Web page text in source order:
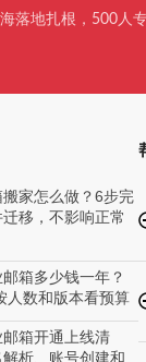
落地扎根，500人
家怎么做？6步完
移，不影响正常
箱多少钱一年？
人数和版本看预算
邮箱开通上线清
析、账号创建和